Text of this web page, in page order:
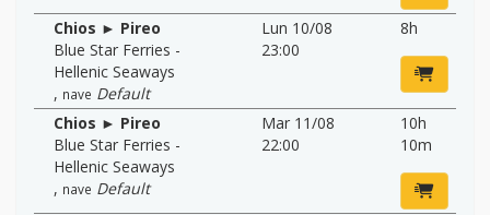
Chios ► Pireo
Blue Star Ferries -
Hellenic Seaways
, nave Default
Lun 10/08
23:00
8h
Chios ► Pireo
Blue Star Ferries -
Hellenic Seaways
, nave Default
Mar 11/08
22:00
10h
10m